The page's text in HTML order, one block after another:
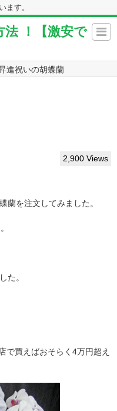
ます。
法 ！【激安で
進祝いの胡蝶蘭
2,900 Views
蘭を注文してみました。
た。
で買えばおそらく4万円超え